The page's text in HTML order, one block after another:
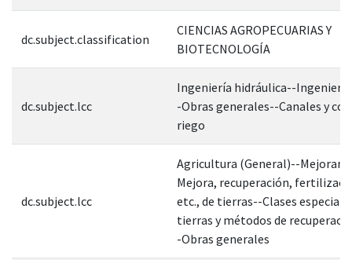
dc.subject.classification
CIENCIAS AGROPECUARIAS Y
BIOTECNOLOGÍA
dc.subject.lcc
Ingeniería hidráulica--
-Obras generales--Canales y
riego
dc.subject.lcc
Agricultura (General)--
Mejora, recuperación,
etc., de tierras--Clases
tierras y métodos de
-Obras generales